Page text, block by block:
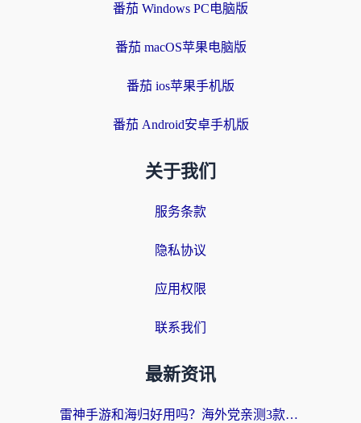
番茄 Windows PC电脑版
番茄 macOS苹果电脑版
番茄 ios苹果手机版
番茄 Android安卓手机版
关于我们
服务条款
隐私协议
应用权限
联系我们
最新资讯
雷神手游和海归好用吗？海外党亲测3款热门回国加速器+番茄加速器深度体验